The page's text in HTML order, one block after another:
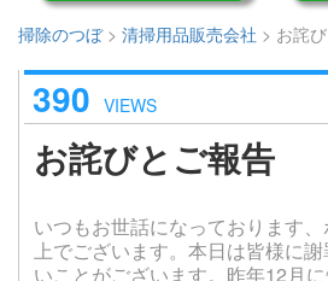
掃除のつぼ> 清掃用品販売会社 > お詫
390 VIEWS
お詫びとご報告
いつもお世話になっております
上でございます。本日は皆様に
いことがございます。昨年12月